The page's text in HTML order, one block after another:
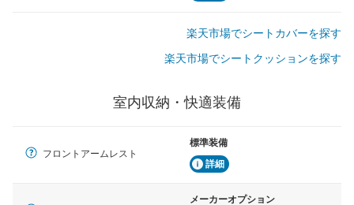
楽天市場でシートカバーを探す
楽天市場でシートクッションを探す
室内収納・快適装備
フロントアームレスト
標準装備
詳細
メーカーオプション